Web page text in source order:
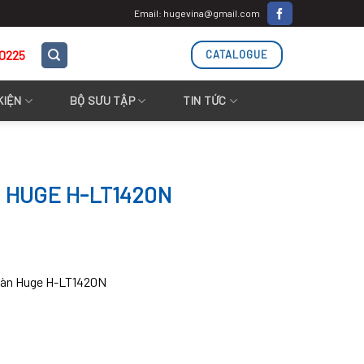
Email: hugevina@gmail.com
CATALOGUE
BỘ SƯU TẬP TIN TỨC
H-LT1420N
Huge H-LT1420N